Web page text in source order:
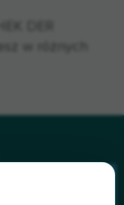
w różnych